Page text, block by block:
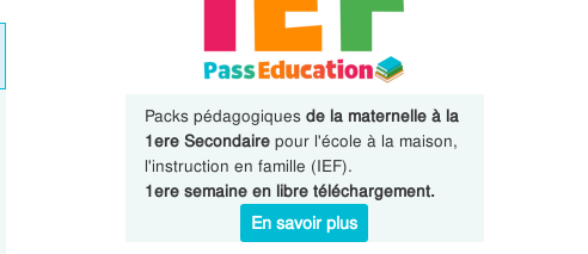
Packs pédagogiques de la maternelle à la
1ere Secondairepour l'école à la maison,
l'instruction en famille (IEF).
1ere semaine en libre téléchargement.
En savoir plus